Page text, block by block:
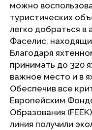
можно
туристических
легко добраться в
Фаселис,
Благодаря
принимать до 320
важное место и в
Обеспечив все
Европейским
Образования
линия получили